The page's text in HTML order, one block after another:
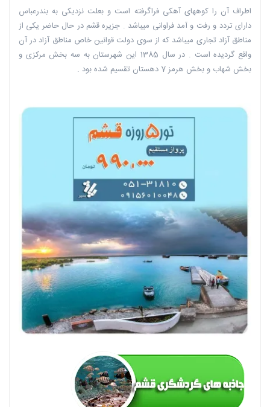
اطراف آن را کوههای آهکی فراگرفته است و بعلت نزدیکی به بندرعباس
دارای تردد و رفت و آمد فراوانی میباشد . جزیره قشم در حال حاضر یکی از
مناطق آزاد تجاری میباشد که از سوی دولت قوانین خاص مناطق آزاد در آن
واقع گردیده است . در سال 1385 این شهرستان به سه بخش مرکزی و
بخش شهاب و بخش هرمز 7 دهستان تقسیم شده بود .